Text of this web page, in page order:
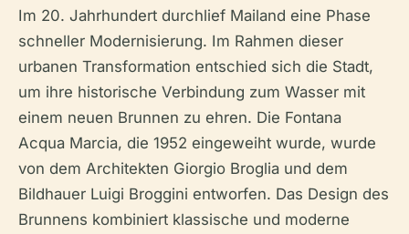
Im 20. Jahrhundert durchlief Mailand eine Phase
schneller Modernisierung. Im Rahmen dieser
urbanen Transformation entschied sich die Stadt,
um ihre historische Verbindung zum Wasser mit
einem neuen Brunnen zu ehren. Die Fontana
Acqua Marcia, die 1952 eingeweiht wurde, wurde
von dem Architekten Giorgio Broglia und dem
Bildhauer Luigi Broggini entworfen. Das Design des
Brunnens kombiniert klassische und moderne